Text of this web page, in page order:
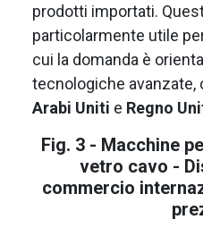
prodotti importati.
particolarmente utile
cui la domanda è
tecnologiche avanzate,
Arabi Uniti e Regno
Fig. 3 - Macchine
vetro cavo -
commercio